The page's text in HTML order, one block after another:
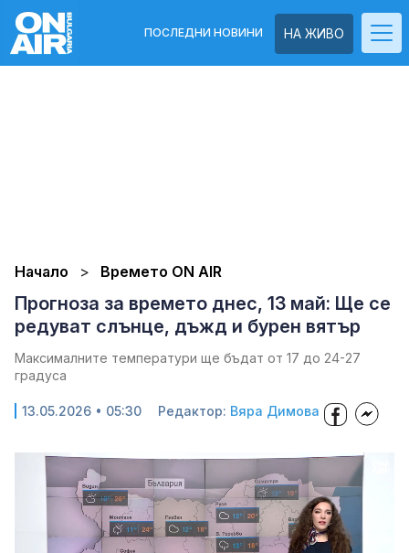
НА ЖИВО
ПОСЛЕДНИ НОВИНИ
Начало Времето ON AIR
Прогноза за времето днес, 13 май: Ще се
редуват слънце, дъжд и бурен вятър
Максималните температури ще бъдат от 17 до 24-27
градуса
13.05.2026 • 05:30 Редактор: Вяра Димова